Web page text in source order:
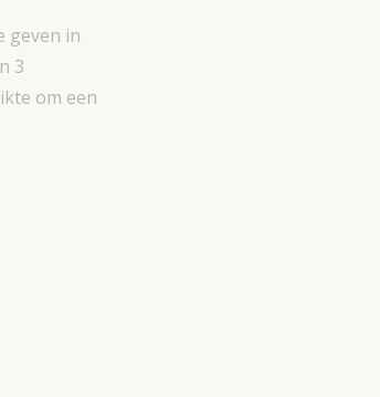
geven in
3
om een